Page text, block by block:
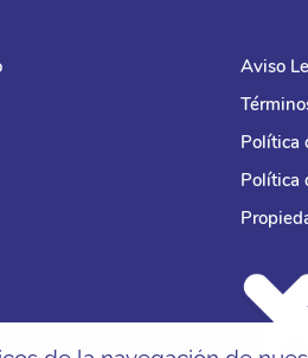
Aviso
Política
Política